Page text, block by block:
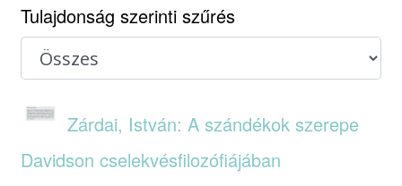
Tulajdonság szerinti szűrés
Zárdai, István: A szándékok szerepe
Davidson cselekvésfilozófiájában